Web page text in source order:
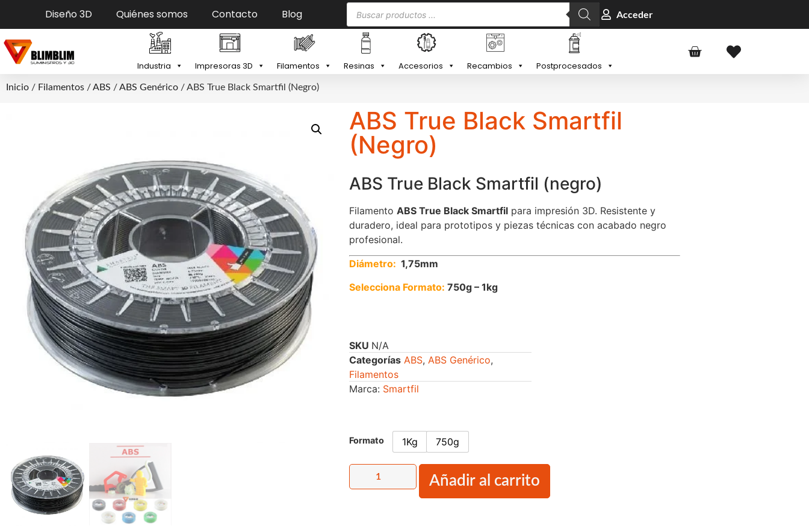
Diseño 3D Quiénes somos Contacto Blog Acceder
Industria Impresoras 3D Filamentos Resinas Accesorios Recambios Postprocesados
Inicio / Filamentos /ABS /ABS Genérico / ABS True Black Smartfil (Negro)
ABS True Black Smartfil
(Negro)
ABS True Black Smartfil (negro)
Filamento ABS True Black Smartfil para impresión 3D. Resistente y
duradero, ideal para prototipos y piezas técnicas con acabado negro
profesional.
Diámetro: 1,75mm
Selecciona Formato: 750g – 1kg
SKU N/A
Categorías ABS, ABS Genérico,
Filamentos
Marca: Smartfil
Formato 1Kg 750g
Añadir al carrito